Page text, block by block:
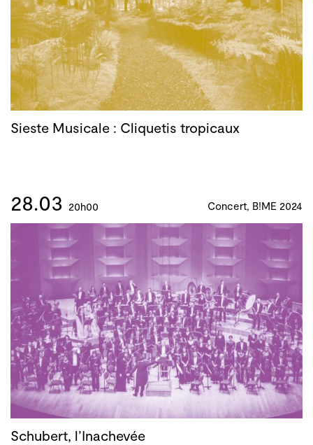
Sieste Musicale : Cliquetis tropicaux
28.03 20h00 Concert, B!ME 2024
Schubert, l’Inachevée